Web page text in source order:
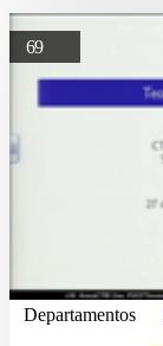
69
Departamentos